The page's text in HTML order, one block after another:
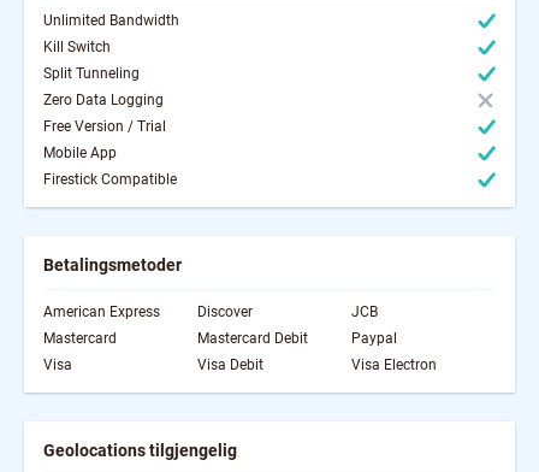
Unlimited Bandwidth
Kill Switch
Split Tunneling
Zero Data Logging
Free Version / Trial
Mobile App
Firestick Compatible
Betalingsmetoder
American Express Discover
JCB
Mastercard
Mastercard Debit
Paypal
Visa
Visa Debit Visa Electron
Geolocations tilgjengelig